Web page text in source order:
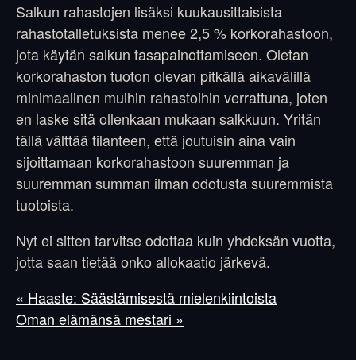
Salkun rahastojen lisäksi kuukausittaisista
rahastotalletuksista menee 2,5 % korkorahastoon,
jota käytän salkun tasapainottamiseen. Oletan
korkorahaston tuoton olevan pitkällä aikavälillä
minimaalinen muihin rahastoihin verrattuna, joten
en laske sitä ollenkaan mukaan salkkuun. Yritän
tällä välttää tilanteen, että joutuisin aina vain
sijoittamaan korkorahastoon suuremman ja
suuremman summan ilman odotusta suuremmista
tuotoista.
Nyt ei sitten tarvitse odottaa kuin yhdeksän vuotta,
jotta saan tietää onko allokaatio järkevä.
« Haaste: Säästämisestä mielenkiintoista
Oman elämänsä mestari »